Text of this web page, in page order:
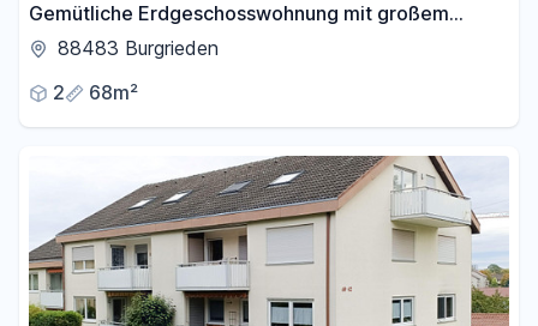
Gemütliche Erdgeschosswohnung mit großem
Wohnbereich, offener Küche und Garage
88483 Burgrieden
2
68m²